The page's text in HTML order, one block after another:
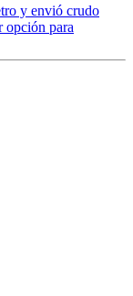
y envió crudo
opción para